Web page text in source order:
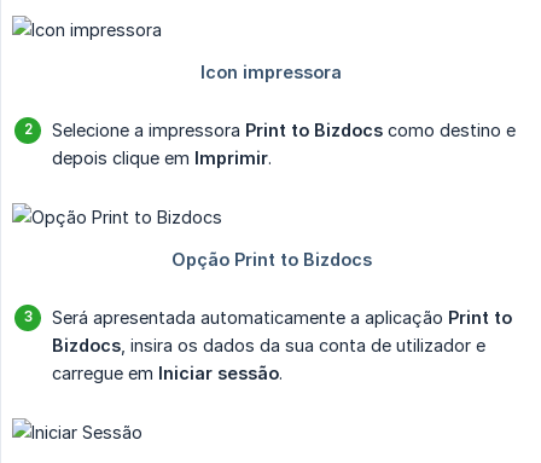
Selecione a impressora Print to Bizdocs como destino e
depois clique em Imprimir.
Será apresentada automaticamente a aplicação Print to
Bizdocs , insira os dados da sua conta de utilizador e
carregue em Iniciar sessão.